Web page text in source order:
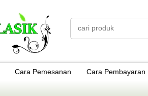
Cara Pemesanan Cara Pembayaran